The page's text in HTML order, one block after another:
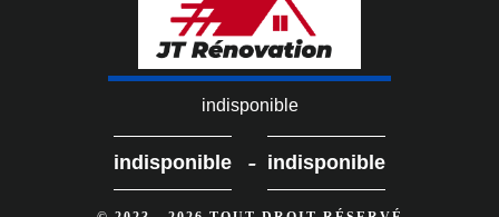
indisponible
indisponible - indisponible